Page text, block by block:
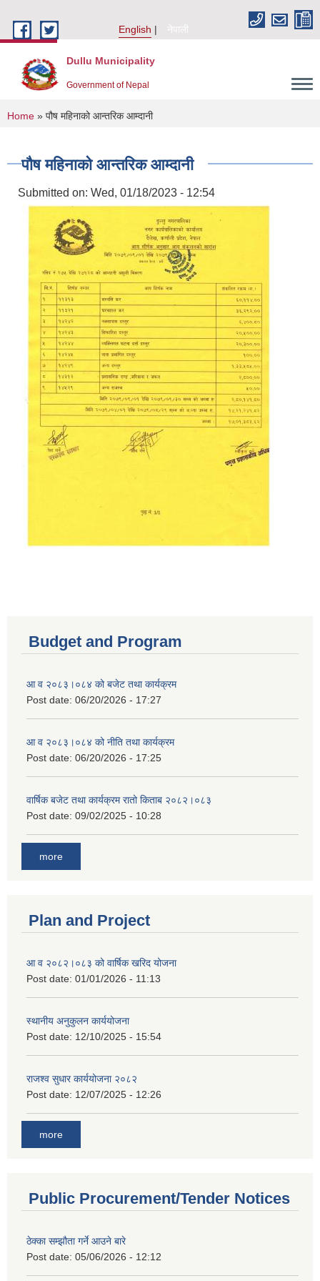
English
नेपाली
Dullu Municipality
Government of Nepal
You are here
Home » पौष महिनाको आन्तरिक आम्दानी
पौष महिनाको आन्तरिक आम्दानी
Submitted on: Wed, 01/18/2023 - 12:54
Budget and Program
आ व २०८३।०८४ को बजेट तथा कार्यक्रम
Post date: 06/20/2026 - 17:27
आ व २०८३।०८४ को नीति तथा कार्यक्रम
Post date: 06/20/2026 - 17:25
वार्षिक बजेट तथा कार्यक्रम रातो किताब २०८२।०८३
Post date: 09/02/2025 - 10:28
more
Plan and Project
आ व २०८२।०८३ को वार्षिक खरिद योजना
Post date: 01/01/2026 - 11:13
स्थानीय अनुकुलन कार्ययोजना
Post date: 12/10/2025 - 15:54
राजश्व सुधार कार्ययोजना २०८२
Post date: 12/07/2025 - 12:26
more
Public Procurement/Tender Notices
ठेक्का सम्झौता गर्ने आउने बारे
Post date: 05/06/2026 - 12:12